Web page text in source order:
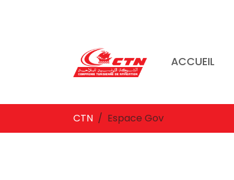
Aller au contenu principal
ACCUEIL
Vous êtes ici:
CTN Espace Gov